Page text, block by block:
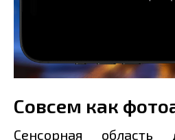
Совсем как
Сенсорная область